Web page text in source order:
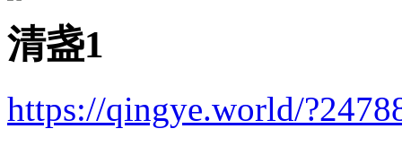
清盏1
https://qingye.world/